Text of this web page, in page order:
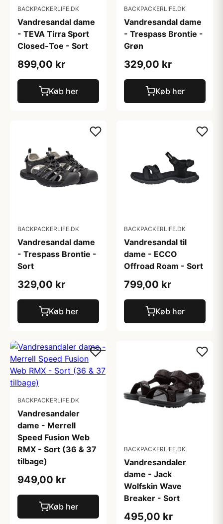
BACKPACKERLIFE.DK
Vandresandal dame
- TEVA Tirra Sport
Closed-Toe - Sort
899,00 kr
Køb her
BACKPACKERLIFE.DK
Vandresandal dame
- Trespass Brontie -
Grøn
329,00 kr
Køb her
BACKPACKERLIFE.DK
Vandresandal dame
- Trespass Brontie -
Sort
329,00 kr
Køb her
BACKPACKERLIFE.DK
Vandresandal til
dame - ECCO
Offroad Roam - Sort
799,00 kr
Køb her
BACKPACKERLIFE.DK
Vandresandaler
dame - Merrell
Speed Fusion Web
RMX - Sort (36 & 37
tilbage)
949,00 kr
Køb her
BACKPACKERLIFE.DK
Vandresandaler
dame - Jack
Wolfskin Wave
Breaker - Sort
495,00 kr